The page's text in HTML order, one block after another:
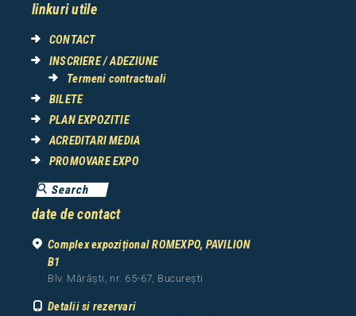
linkuri utile
CONTACT
INSCRIERE / ADEZIUNE
Termeni contractuali
BILETE
PLAN EXPOZITIE
ACREDITARI MEDIA
PROMOVARE EXPO
date de contact
Complex expozițional ROMEXPO, PAVILION
B1
Blv. Mărăști, nr. 65-67, București
Detalii si rezervari